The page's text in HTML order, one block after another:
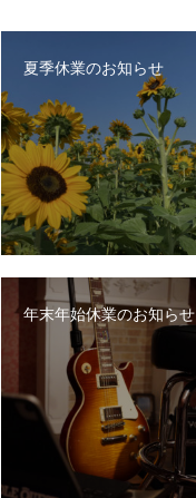
夏季休業のお知らせ
年末年始休業のお知らせ